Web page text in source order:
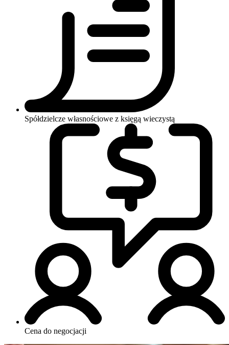
Spółdzielcze własnościowe z księgą wieczystą
Cena do negocjacji